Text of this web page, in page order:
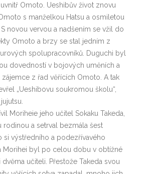
Omoto. Ueshibův život znovu
s manželkou Hatsu a osmiletou
novou vervou a nadšením se vžil do
Omoto a brzy se stal jedním z
spolupracovníků. Duguchi byl
dovedností v bojových uměních a
z řad věřících Omoto. A tak
„Ueshibovu soukromou školu“,
Moriheie jeho učitel Sokaku Takeda,
rodinou a setrval bezmála šest
si výstředního a podezřívavého
Morihei byl po celou dobu v obtížné
učiteli. Přestože Takeda svou